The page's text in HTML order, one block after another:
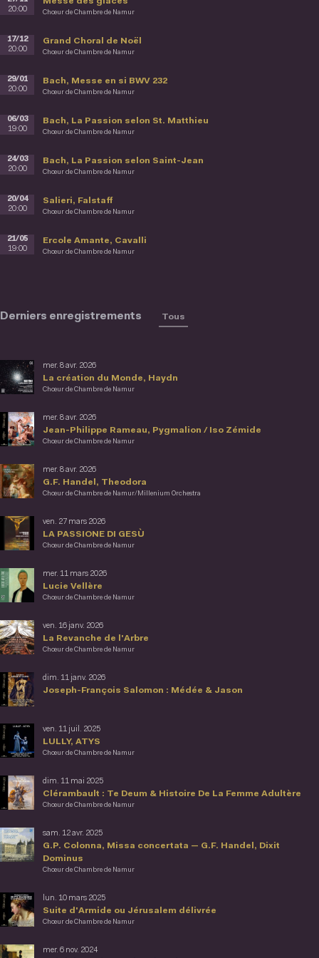
Chœur de Chambre de Namur
20:00
Grand Choral de Noël
Chœur de Chambre de Namur
17/12
20:00
Bach, Messe en si BWV 232
Chœur de Chambre de Namur
29/01
20:00
Bach, La Passion selon St. Matthieu
Chœur de Chambre de Namur
06/03
19:00
Bach, La Passion selon Saint-Jean
Chœur de Chambre de Namur
24/03
20:00
Salieri, Falstaff
Chœur de Chambre de Namur
20/04
20:00
Ercole Amante, Cavalli
Chœur de Chambre de Namur
21/05
19:00
Derniers enregistrements Tous
La création du Monde, Haydn
mer. 8 avr. 2026
Chœur de Chambre de Namur
Jean-Philippe Rameau, Pygmalion / Iso Zémide
mer. 8 avr. 2026
Chœur de Chambre de Namur
G.F. Handel, Theodora
mer. 8 avr. 2026
Chœur de Chambre de Namur/Millenium Orchestra
LA PASSIONE DI GESÙ
ven. 27 mars 2026
Chœur de Chambre de Namur
Lucie Vellère
mer. 11 mars 2026
Chœur de Chambre de Namur
La Revanche de l'Arbre
ven. 16 janv. 2026
Chœur de Chambre de Namur
Joseph-François Salomon : Médée & Jason
dim. 11 janv. 2026
LULLY, ATYS
ven. 11 juil. 2025
Chœur de Chambre de Namur
Clérambault : Te Deum & Histoire De La Femme Adultère
dim. 11 mai 2025
Chœur de Chambre de Namur
G.P. Colonna, Missa concertata — G.F. Handel, Dixit
Dominus
sam. 12 avr. 2025
Chœur de Chambre de Namur
Suite d'Armide ou Jérusalem délivrée
lun. 10 mars 2025
Chœur de Chambre de Namur
mer. 6 nov. 2024